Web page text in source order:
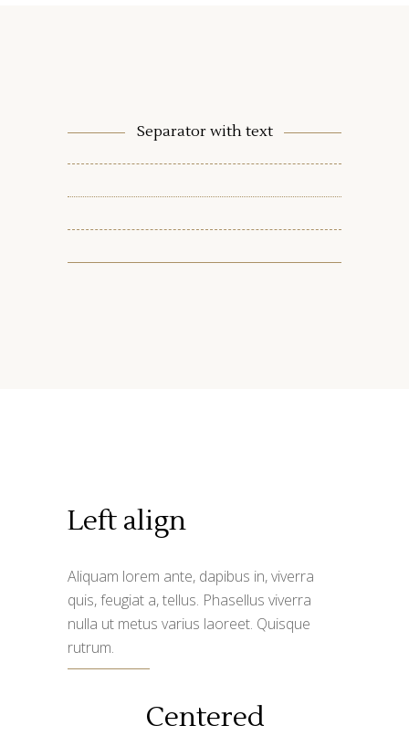
Separator with text
Left align
Aliquam lorem ante, dapibus in, viverra
quis, feugiat a, tellus. Phasellus viverra
nulla ut metus varius laoreet. Quisque
rutrum.
Centered